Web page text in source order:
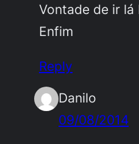
Vontade de ir
Enfim
Reply
Danilo
09/08/2014